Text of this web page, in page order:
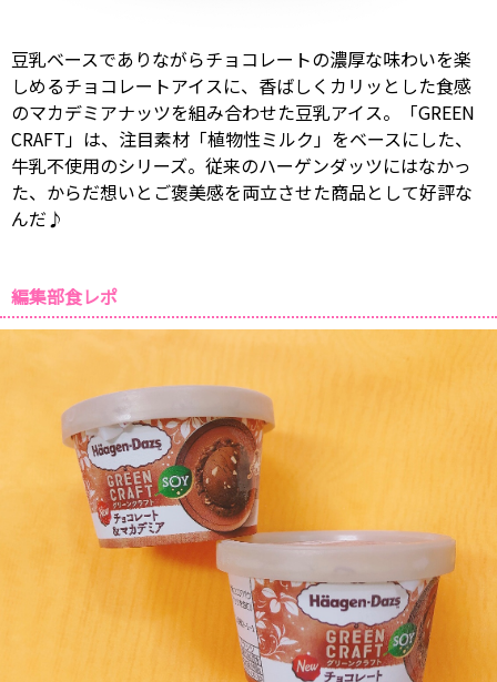
豆乳ベースでありながらチョコレートの濃厚な味わいを楽
しめるチョコレートアイスに、香ばしくカリッとした食感
のマカデミアナッツを組み合わせた豆乳アイス。「GREEN
CRAFT」は、注目素材「植物性ミルク」をベースにした、
牛乳不使用のシリーズ。従来のハーゲンダッツにはなかっ
た、からだ想いとご褒美感を両立させた商品として好評な
んだ♪
編集部食レポ